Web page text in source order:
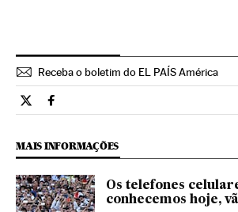
Receba o boletim do EL PAÍS América
Tecnologia El País Brasil en Twitter
Tecnologia El País Brasil en
MAIS INFORMAÇÕES
Os telefones
conhecemos hoje,